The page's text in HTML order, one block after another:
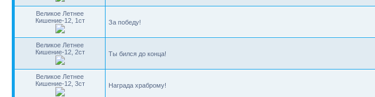
Великое Летнее
Кишение-12, 1ст
За победу!
Великое Летнее
Кишение-12, 2ст
Ты бился до конца!
Великое Летнее
Кишение-12, 3ст
Награда храброму!